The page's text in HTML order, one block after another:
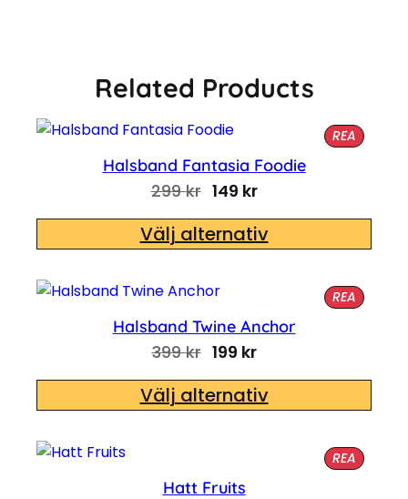
Related Products
REA
Halsband Fantasia Foodie
299kr Det ursprungliga priset
149 krDet nuvarande
Välj alternativ
REA
Halsband Twine Anchor
399kr Det ursprungliga priset
199 krDet nuvarande
Välj alternativ
REA
Hatt Fruits